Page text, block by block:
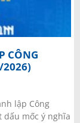
CÔNG
lập Công
dấu mốc ý nghĩa